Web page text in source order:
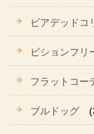
ビアデッドコ
ビションフリ
フラットコー
ブルドッグ